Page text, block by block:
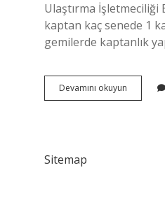
Ulaştırma
kaptan kaç senede 1
gemilerde kaptanlık
Devamını okuyun
Kaptan
Sitemap